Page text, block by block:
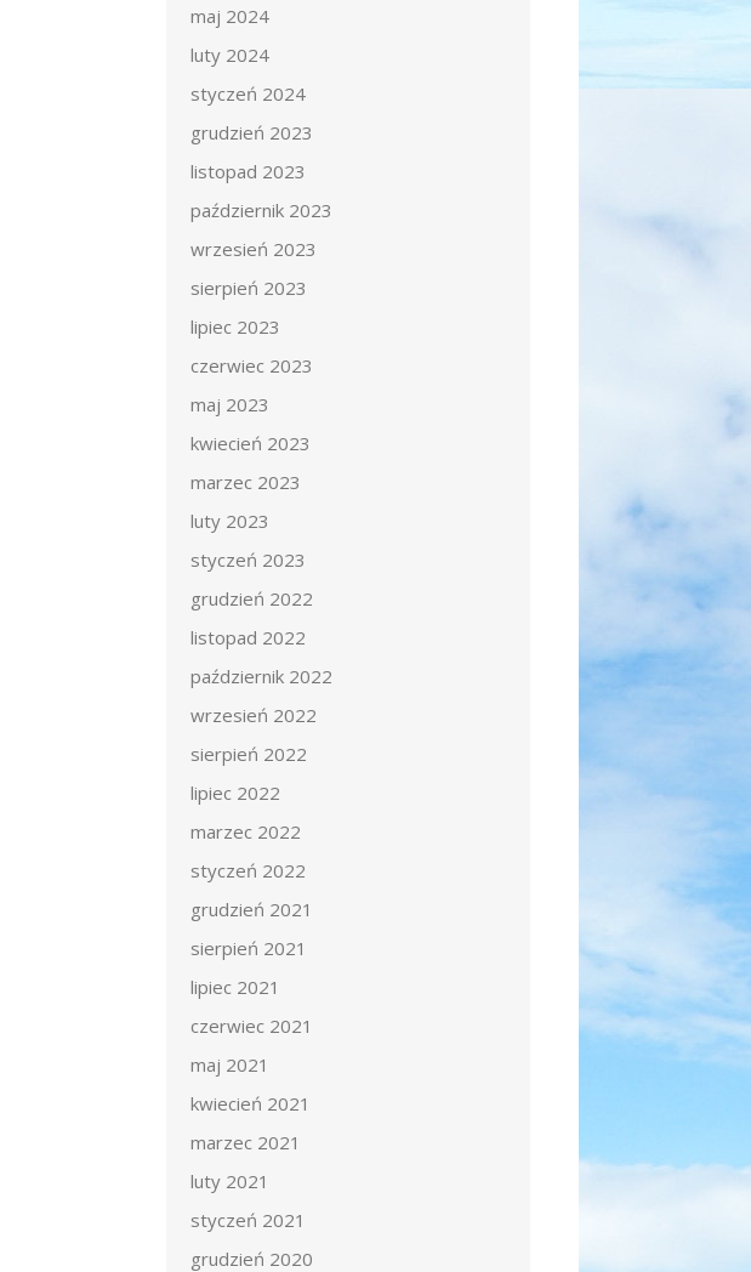
maj 2024
luty 2024
styczeń 2024
grudzień 2023
listopad 2023
październik 2023
wrzesień 2023
sierpień 2023
lipiec 2023
czerwiec 2023
maj 2023
kwiecień 2023
marzec 2023
luty 2023
styczeń 2023
grudzień 2022
listopad 2022
październik 2022
wrzesień 2022
sierpień 2022
lipiec 2022
marzec 2022
styczeń 2022
grudzień 2021
sierpień 2021
lipiec 2021
czerwiec 2021
maj 2021
kwiecień 2021
marzec 2021
luty 2021
styczeń 2021
grudzień 2020